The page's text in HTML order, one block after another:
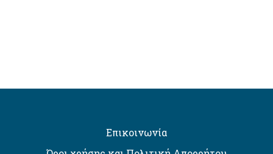
Επικοινωνία